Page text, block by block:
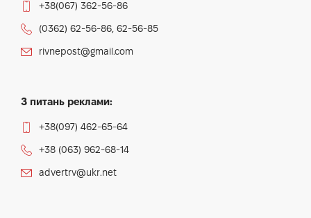
+38(067) 362-56-86
(0362) 62-56-86, 62-56-85
rivnepost@gmail.com
З питань реклами:
+38(097) 462-65-64
+38 (063) 962-68-14
advertrv@ukr.net